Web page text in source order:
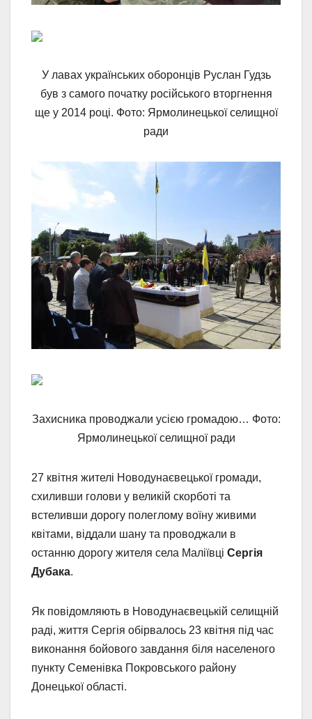
У лавах українських оборонців Руслан Гудзь
був з самого початку російського вторгнення
ще у 2014 році. Фото: Ярмолинецької селищної
ради
Захисника проводжали усією громадою… Фото:
Ярмолинецької селищної ради
27 квітня жителі Новодунаєвецької громади,
схиливши голови у великій скорботі та
встеливши дорогу полеглому воїну живими
квітами, віддали шану та проводжали в
останню дорогу жителя села Маліївці Сергія
Дубака.
Як повідомляють в Новодунаєвецькій селищній
раді, життя Сергія обірвалось 23 квітня під час
виконання бойового завдання біля населеного
пункту Семенівка Покровського району
Донецької області.